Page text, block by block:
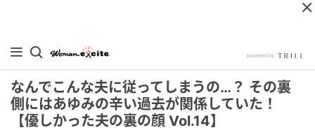
なんでこんな夫に従ってしまうの…？ その裏
側にはあゆみの辛い過去が関係していた！
【優しかった夫の裏の顔 Vol.14】